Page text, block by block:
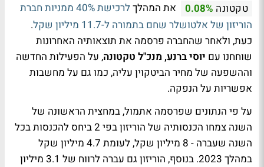
טקטונה 0.08% את המהלך
לרכישת 40% ממניות חברת
הוריזון של אלטושלר שחם בתמורה ל-11.7 מיליון שקל
.
כעת, ולאחר שהחברה פרסמה את תוצאותיה האחרונות
שוחחנו עם יוסי ברנע, מנכ"ל טקטונה, על הפעילות החדשה
וההשפעה של מחיר הביטקוין עליה, כמו גם על מחשבות
אפשריות על הנפקה.
על פי הנתונים שפרסמה אתמול, במחצית הראשונה של
השנה צמחו הכנסותיה של הוריזון בפי 2 ביחס להכנסות בכל
השנה שעברה - 8 מיליון שקל, לעומת 4.7 מיליון שקל
במהלך 2023. בנוסף, הוריזון גם עברה לרווח של 3.1 מיליון